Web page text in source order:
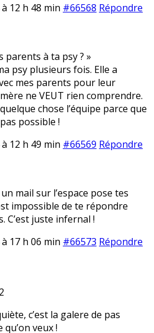
12 h 48 min #66568 Répondre
parents à ta psy ? »
psy plusieurs fois. Elle a
mes parents pour leur
ne VEUT rien comprendre.
chose l’équipe parce que
possible !
12 h 49 min #66569 Répondre
mail sur l’espace pose tes
impossible de te répondre
C’est juste infernal !
17 h 06 min #66573 Répondre
c’est la galere de pas
veux !